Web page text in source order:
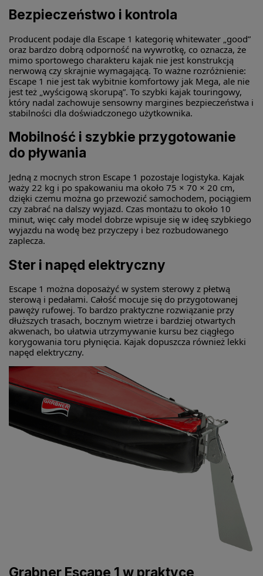
Bezpieczeństwo i kontrola
Producent podaje dla Escape 1 kategorię whitewater „good”
oraz bardzo dobrą odporność na wywrotkę, co oznacza, że
mimo sportowego charakteru kajak nie jest konstrukcją
nerwową czy skrajnie wymagającą. To ważne rozróżnienie:
Escape 1 nie jest tak wybitnie komfortowy jak Mega, ale nie
jest też „wyścigową skorupą”. To szybki kajak touringowy,
który nadal zachowuje sensowny margines bezpieczeństwa i
stabilności dla doświadczonego użytkownika.
Mobilność i szybkie przygotowanie
do pływania
Jedną z mocnych stron Escape 1 pozostaje logistyka. Kajak
waży 22 kg i po spakowaniu ma około 75 × 70 × 20 cm,
dzięki czemu można go przewozić samochodem, pociągiem
czy zabrać na dalszy wyjazd. Czas montażu to około 10
minut, więc cały model dobrze wpisuje się w ideę szybkiego
wyjazdu na wodę bez przyczepy i bez rozbudowanego
zaplecza.
Ster i napęd elektryczny
Escape 1 można doposażyć w system sterowy z płetwą
sterową i pedałami. Całość mocuje się do przygotowanej
pawęży rufowej. To bardzo praktyczne rozwiązanie przy
dłuższych trasach, bocznym wietrze i bardziej otwartych
akwenach, bo ułatwia utrzymywanie kursu bez ciągłego
korygowania toru płynięcia. Kajak dopuszcza również lekki
napęd elektryczny.
Grabner Escape 1 w praktyce